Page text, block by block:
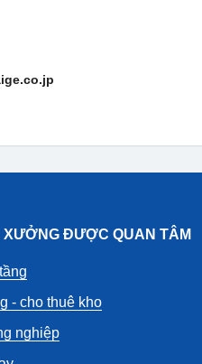
XƯỞNG ĐƯỢC QUAN TÂM
- cho thuê kho
nghiệp